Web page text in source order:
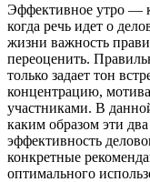
Эффективное утро —
когда речь идет о
жизни важность
переоценить.
только задает тон
концентрацию,
участниками. В
каким образом эти
эффективность
конкретные
оптимального